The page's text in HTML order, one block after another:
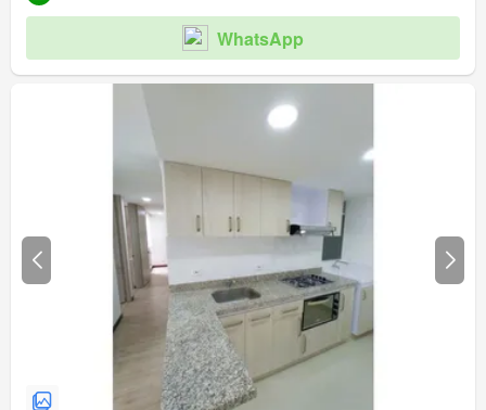
WhatsApp